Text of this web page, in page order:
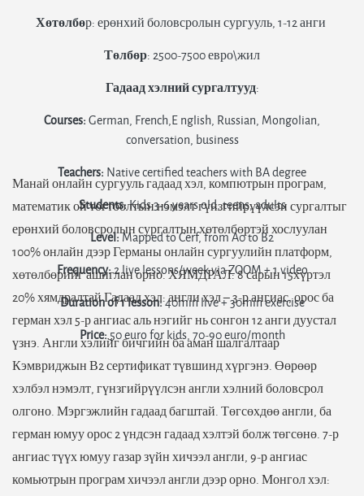
Хөтөлбөр: ерөнхий боловсролын сургууль, 1-12 анги
Төлбөр: 2500-7500 евро\жил
Гадаад хэлний сургалтууд:
Courses:German, French,E nglish, Russian, Mongolian,
conversation, business
Teachers: Native certified teachers with BA degree
Students:Kids 3-6 years old, teens, adults
Level:Mapped to Cerf, from A0 to B2
Frequency:2 live lessons/week via ZOOM + 1 video
Duration of 1 lesson:40min live + 30min exercise
Price:50 euro for kids, 70-90 euro/month
Манай онлайн сургууль гадаад хэл, компютрын програм,
математик ой тогтоолтын нэмэлт гүнзгийрүүлсэн сургалтыг
ерөнхий боловсролын сургалтын хөтөлбөртэй хослуулан
100% онлайн дээр Германы онлайн сургуулийн платформ,
хөтөлбөрийг ашиглан орно. ХЯМДРАЛ: 8 сарын 15хүртэл
20% хямдралтай Гадаад хэл: англи хэл – 3-р ангиас, орос ба
герман хэл 5-р ангиас аль нэгийг нь сонгон 12 анги дуустал
үзнэ. Англи хэлийг бичгийн ба аман шалгалтаар
Кэмвриджын В2 сертификат түвшинд хүргэнэ. Өөрөөр
хэлбэл нэмэлт, гүнзгийрүүлсэн англи хэлний боловсрол
олгоно. Мэргэжлийн гадаад багштай. Төгсөхдөө англи, ба
герман юмуу орос 2 үндсэн гадаад хэлтэй болж төгсөнө. 7-р
ангиас түүх юмуу газар зүйн хичээл англи, 9-р ангиас
комьютрын програм хичээл англи дээр орно. Монгол хэл: